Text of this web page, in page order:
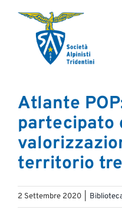
contenuto
Atlante
partecipato
territorio
2 Settembre 2020